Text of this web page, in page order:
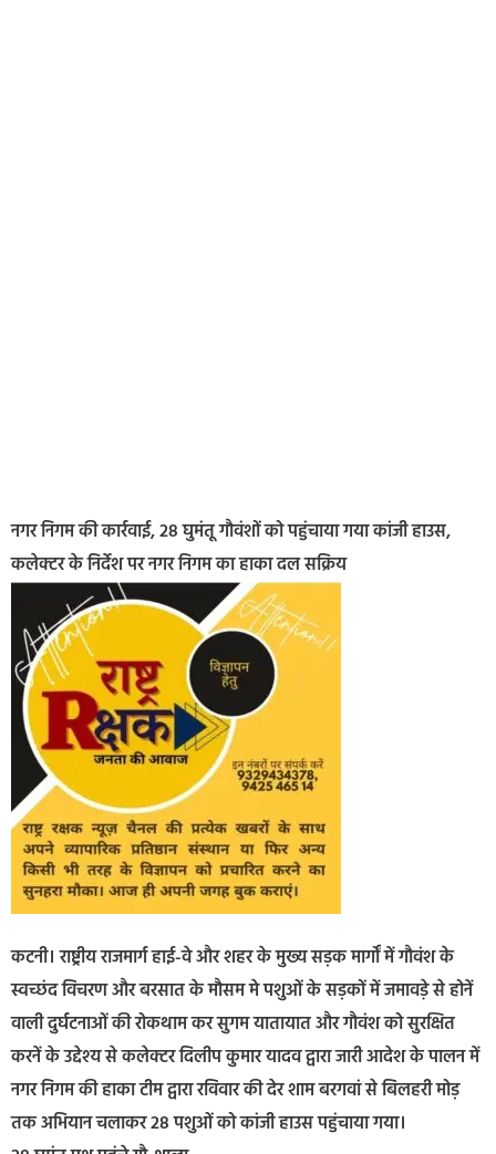
नगर निगम की कार्रवाई, 28 घुमंतू गौवंशों को पहुंचाया गया कांजी हाउस,
कलेक्टर के निर्देश पर नगर निगम का हाका दल सक्रिय
कटनी। राष्ट्रीय राजमार्ग हाई-वे और शहर के मुख्य सड़क मार्गों में गौवंश के
स्वच्छंद विचरण और बरसात के मौसम मे पशुओं के सड़कों में जमावडे़ से होनें
वाली दुर्घटनाओं की रोकथाम कर सुगम यातायात और गौवंश को सुरक्षित
करनें के उद्देश्य से कलेक्टर दिलीप कुमार यादव द्वारा जारी आदेश के पालन में
नगर निगम की हाका टीम द्वारा रविवार की देर शाम बरगवां से बिलहरी मोड़
तक अभियान चलाकर 28 पशुओं को कांजी हाउस पहुंचाया गया।